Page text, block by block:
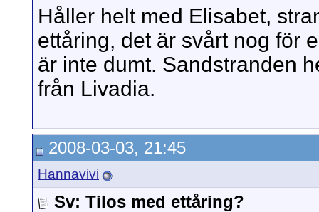
Håller helt med Elisabet,
ettåring, det är svårt nog för
är inte dumt. Sandstranden
från Livadia.
2008-03-03, 21:45
Hannavivi
Sv: Tilos med ettåring?